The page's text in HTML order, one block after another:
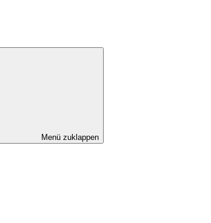
Menü zuklappen